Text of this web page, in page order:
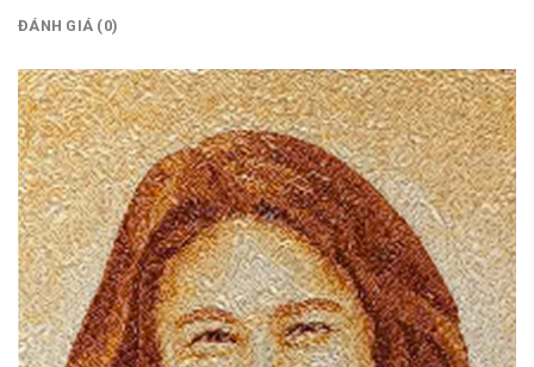
ĐÁNH GIÁ (0)